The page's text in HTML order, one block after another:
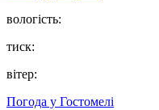
вологість:
тиск:
вітер:
Погода у Гостомелі